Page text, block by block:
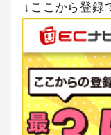
↓ここから登録